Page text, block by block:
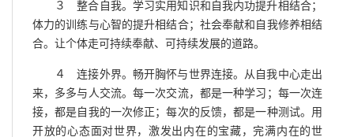
３ 整合自我。学习实用知识和自我内功提升相结合；
体力的训练与心智的提升相结合；社会奉献和自我修养相结
合。让个体走可持续奉献、可持续发展的道路。
４ 连接外界。畅开胸怀与世界连接。从自我中心走出
来，多多与人交流。每一次交流，都是一种学习；每一次连
接，都是自我的一次修正；每次的反馈，都是一种测试。用
开放的心态面对世界，激发出内在的宝藏，完满内在的世